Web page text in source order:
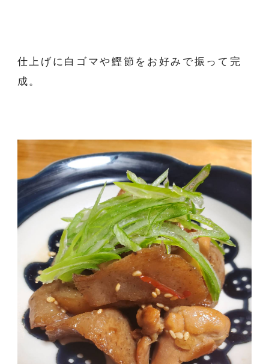
仕上げに白ゴマや鰹節をお好みで振って完
成。